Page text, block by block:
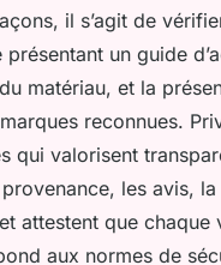
il s’agit de
présentant un guide
matériau, et la
reconnues.
qui valorisent
les avis,
attestent que chaque
aux normes de